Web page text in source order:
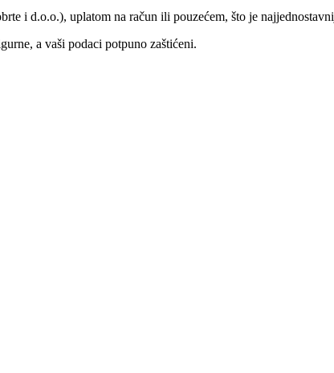
i d.o.o.), uplatom na račun ili pouzećem, što je
a vaši podaci potpuno zaštićeni.